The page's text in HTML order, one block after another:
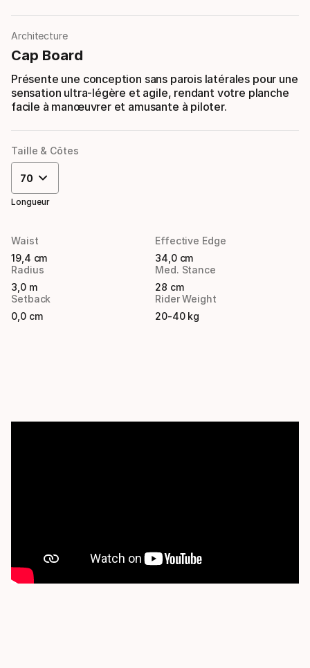
Architecture
Cap Board
Présente une conception sans parois latérales pour une
sensation ultra-légère et agile, rendant votre planche
facile à manœuvrer et amusante à piloter.
Taille & Côtes
70
Longueur
Waist
19,4 cm
Effective Edge
34,0 cm
Radius
3,0 m
Med. Stance
28 cm
Setback
0,0 cm
Rider Weight
20-40 kg